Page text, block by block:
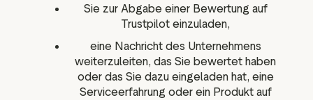
Sie zur Abgabe einer Bewertung auf
Trustpilot einzuladen,
eine Nachricht des Unternehmens
weiterzuleiten, das Sie bewertet haben
oder das Sie dazu eingeladen hat, eine
Serviceerfahrung oder ein Produkt auf